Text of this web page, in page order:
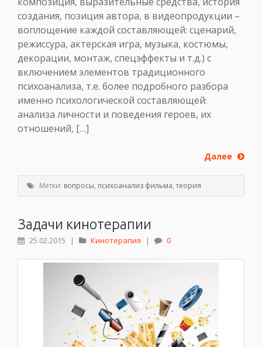
создания, позиция автора, в видеопродукции –
воплощение каждой составляющей: сценарий,
режиссура, актерская игра, музыка, костюмы,
декорации, монтаж, спецэффекты и т.д.) с
включением элементов традиционного
психоанализа, т.е. более подробного разбора
именно психологической составляющей:
анализа личности и поведения героев, их
отношений, […]
Далее
Метки: вопросы, психоанализ фильма,теория
Задачи кинотерапии
25.02.2015 | Кинотерапия | 0